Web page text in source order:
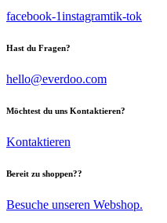
facebook-1instagramtik-tok
Hast du Fragen?
hello@everdoo.com
Möchtest du uns Kontaktieren?
Kontaktieren
Bereit zu shoppen??
Besuche unseren Webshop.